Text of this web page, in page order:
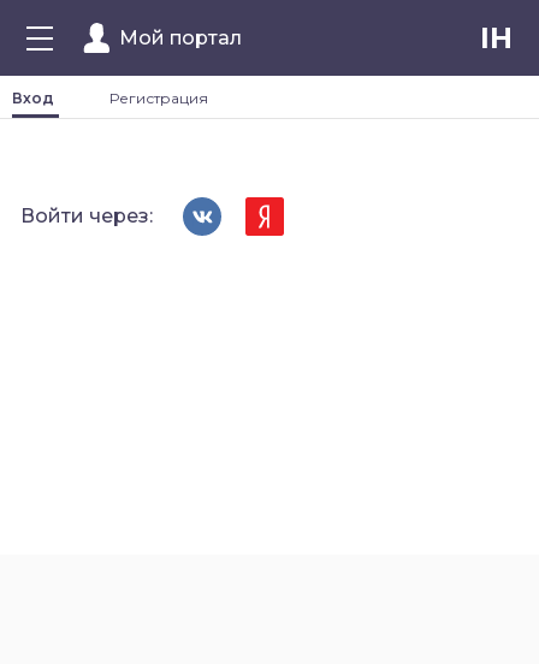
Мой портал IH
Вход Регистрация
Войти через: